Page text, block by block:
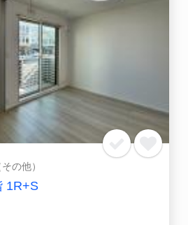
の他）
1R+S